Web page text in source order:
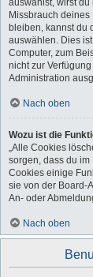
auswählst, wirst
Missbrauch
bleiben, kannst du
auswählen. Dies
Computer, zum
nicht zur
Administration
Nach oben
Wozu ist die
„Alle Cookies
sorgen, dass du
Cookies einige
sie von der Board-
An- oder
Nach oben